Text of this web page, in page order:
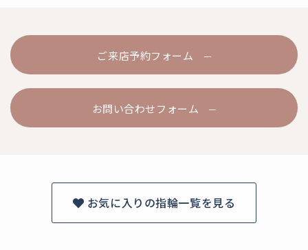
ご来店予約フォーム
お問い合わせフォーム
お気に入りの指輪一覧を見る